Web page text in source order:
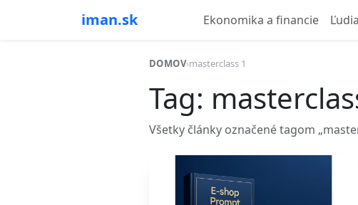
iman.sk Ekonomika a financie
DOMOV›masterclass 1
Tag:
Všetky články označené tagom